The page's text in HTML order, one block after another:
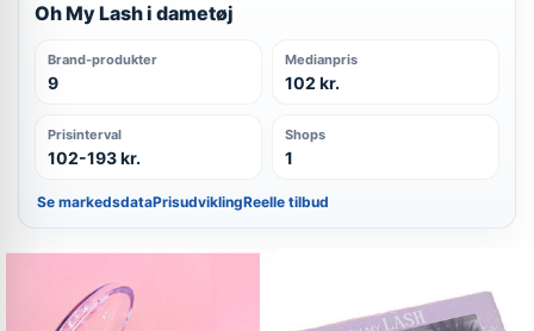
Oh My Lash i dametøj
Brand-produkter
9
Medianpris
102 kr.
Prisinterval
102-193 kr.
Shops
1
Se markedsdataPrisudviklingReelle tilbud